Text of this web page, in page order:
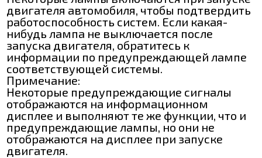
двигателя автомобиля, чтобы подтвердить
работоспособность систем. Если какая-
нибудь лампа не выключается после
запуска двигателя, обратитесь к
информации по предупреждающей лампе
соответствующей системы.
Примечание:
Некоторые предупреждающие сигналы
отображаются на информационном
дисплее и выполняют те же функции, что и
предупреждающие лампы, но они не
отображаются на дисплее при запуске
двигателя.